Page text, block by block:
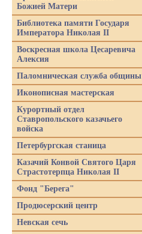
Божией Матери
Библиотека памяти Государя
Императора Николая II
Воскресная школа Цесаревича
Алексия
Паломническая служба общины
Иконописная мастерская
Курортный отдел
Ставропольского казачьего
войска
Петербургская станица
Казачий Конвой Святого Царя
Страстотерпца Николая II
Фонд "Берега"
Продюсерский центр
Невская сечь